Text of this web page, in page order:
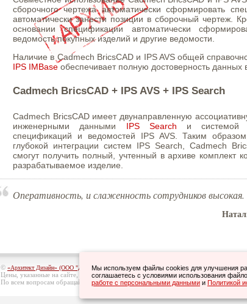
сборочного чертежа автоматически сформировать
автоматически занести позиции в сборочный чертеж.
основании спецификации автоматически
ведомость покупных изделий и другие ведомости.
Наличие в Cadmech BricsCAD и IPS AVS общей
IPS IMBase обеспечивает полную достоверность данных
Cadmech BricsCAD + IPS AVS + IPS Search
Cadmech BricsCAD имеет двунаправленную
инженерными данными IPS Search и системой
спецификаций и ведомостей IPS AVS. Таким
глубокой интеграции систем IPS Search, Cadmech
смогут получить полный, учтенный в архиве комплект
разрабатываемое изделие.
Оперативность, и слаженность сотрудников высокая.
Мы используем файлы cookies для улучшения
соглашаетесь с условиями использования
работе с персональными данными и Политикой
© «Архитект Дизайн» (ООО "Джазл"), 2006-2026 г. Все права защищены.
Цены, указанные на сайте, являются ориентировочными. С условиями возврата
По всем вопросам обращайтесь:info@architect-design.ru, тел. 8-800-505-05-40, (495)